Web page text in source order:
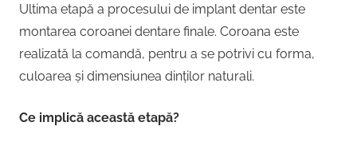
Ultima etapă a procesului de implant dentar este
montarea coroanei dentare finale. Coroana este
realizată la comandă, pentru a se potrivi cu forma,
culoarea și dimensiunea dinților naturali.
Ce implică această etapă?